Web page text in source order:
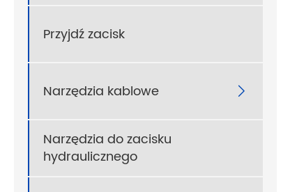
Przyjdź zacisk
Narzędzia kablowe 
Narzędzia do zacisku
hydraulicznego